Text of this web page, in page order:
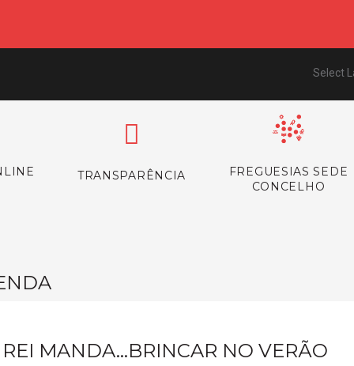
Select
TRANSPARÊNCIA
FREGUESIAS SEDE
CONCELHO
MANDA...BRINCAR NO VERÃO